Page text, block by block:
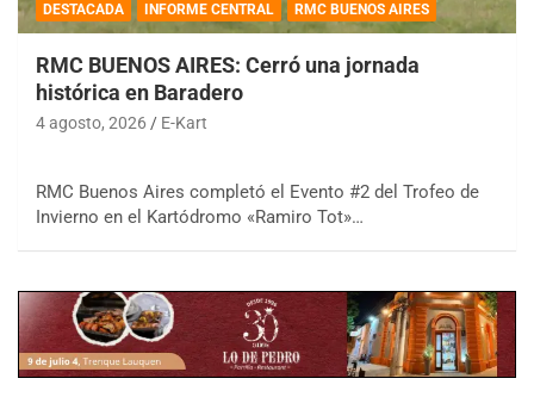
DESTACADA INFORME CENTRAL RMC BUENOS AIRES
RMC BUENOS AIRES: Cerró una jornada
histórica en Baradero
4 agosto, 2026 E-Kart
RMC Buenos Aires completó el Evento #2 del Trofeo de
Invierno en el Kartódromo «Ramiro Tot»…